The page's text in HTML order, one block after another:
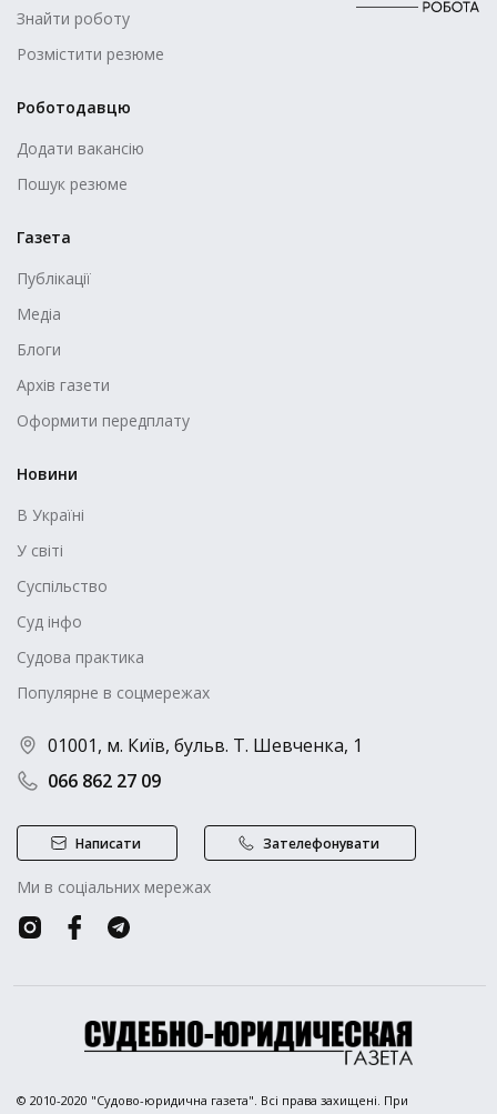
Знайти роботу
Розмістити резюме
Роботодавцю
Додати вакансію
Пошук резюме
Газета
Публікації
Медіа
Блоги
Архів газети
Оформити передплату
Новини
В Україні
У світі
Суспільство
Суд інфо
Судова практика
Популярне в соцмережах
066 862 27 09
01001, м. Київ, бульв. Т. Шевченка, 1
Написати Зателефонувати
Ми в соціальних мережах
© 2010-2020 "Судово-юридична газета". Всі права захищені. При